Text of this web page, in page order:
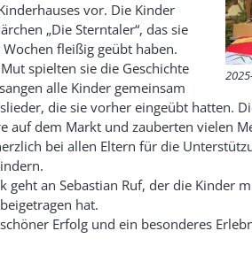
vor. Die Kinder
„Die Sterntaler“, das sie
fleißig geübt haben.
spielten sie die Geschichte
alle Kinder gemeinsam
die sie vorher eingeübt hatten.
auf dem Markt und zauberten vielen
bei allen Eltern für die
geht an Sebastian Ruf, der die Kinder
hat.
Erfolg und ein besonderes